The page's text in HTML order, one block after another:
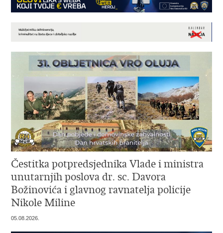
Čestitka potpredsjednika Vlade i ministra
unutarnjih poslova dr. sc. Davora
Božinovića i glavnog ravnatelja policije
Nikole Miline
05.08.2026.